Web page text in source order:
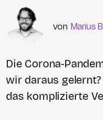
Marius
Die Corona-
wir daraus
das komplizierte